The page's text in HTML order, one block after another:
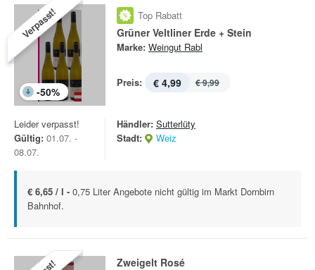
Verpasst!
-50%
Top Rabatt
Grüner Veltliner Erde + Stein
Marke: Weingut Rabl
Preis: € 4,99 € 9,99
Leider verpasst!
Gültig: 01.07. -
08.07.
Händler: Sutterlüty
Stadt:
Weiz
€ 6,65 / l - 0,75 Liter Angebote nicht gültig im Markt Dornbirn
Bahnhof.
Zweigelt Rosé